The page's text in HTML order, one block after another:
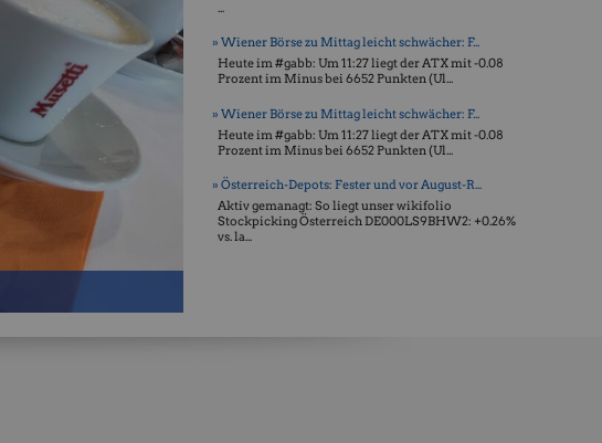
...
» Wiener Börse zu Mittag leicht schwächer: F...
Heute im #gabb: Um 11:27 liegt der ATX mit -0.08
Prozent im Minus bei 6652 Punkten (Ul...
» Wiener Börse zu Mittag leicht schwächer: F...
Heute im #gabb: Um 11:27 liegt der ATX mit -0.08
Prozent im Minus bei 6652 Punkten (Ul...
» Österreich-Depots: Fester und vor August-R...
Aktiv gemanagt: So liegt unser wikifolio
Stockpicking Öster­reich DE000LS9BHW2: +0.26%
vs. la...